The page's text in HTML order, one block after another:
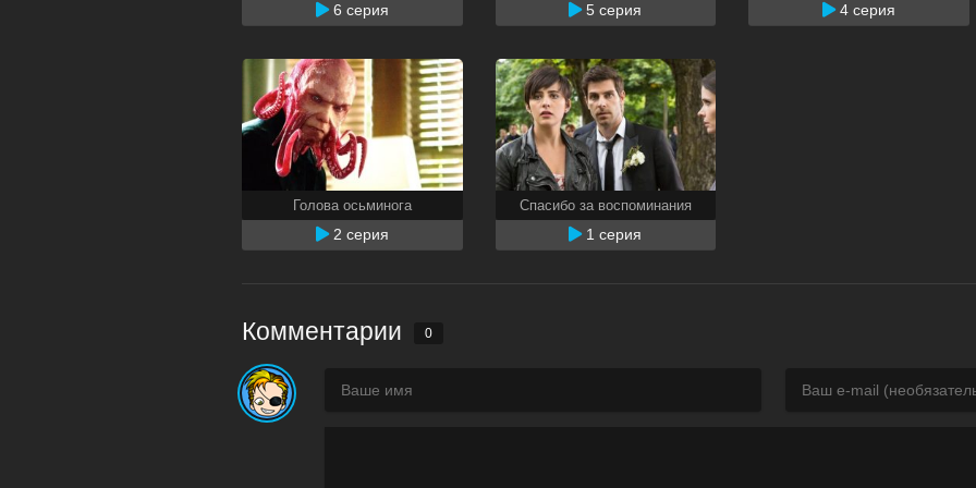
6 серия 5 серия 4 серия
Голова осьминога
2 серия
Спасибо за воспоминания
1 серия
Комментарии 0